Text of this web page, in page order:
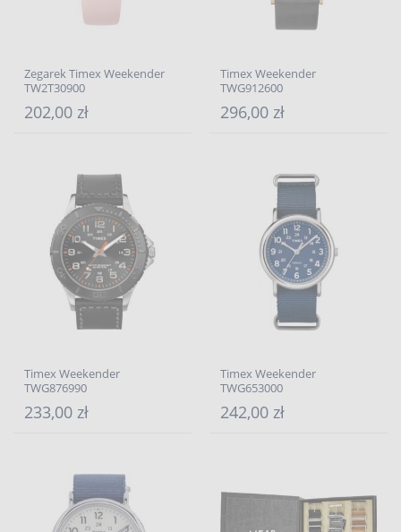
Zegarek Timex Weekender
TW2T30900
202,00 zł
Timex Weekender
TWG912600
296,00 zł
Timex Weekender
TWG876990
233,00 zł
Timex Weekender
TWG653000
242,00 zł